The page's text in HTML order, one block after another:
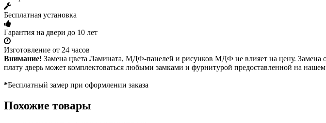
Бесплатная установка
Гарантия на двери до 10 лет
Изготовление от 24 часов
Внимание! Замена цвета Ламината, МДФ-панелей и рисунков МДФ не влияет на цену. Замена
плату дверь может комплектоваться любыми замками и фурнитурой предоставленной на нашем
*Бесплатный замер при оформлении заказа
Похожие товары